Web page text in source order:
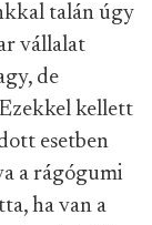
talán úgy
vállalat
de
kellett
esetben
a rágógumi
ha van a